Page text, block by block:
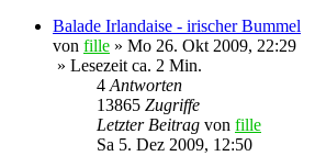
Balade Irlandaise - irischer Bummel
von fille » Mo 26. Okt 2009, 22:29
» Lesezeit ca. 2 Min.
4Antworten
13865 Zugriffe
Letzter Beitrag von fille
Sa 5. Dez 2009, 12:50